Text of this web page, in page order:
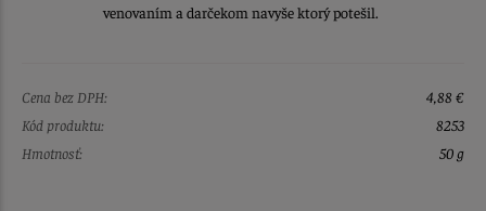
venovaním a darčekom navyše ktorý potešil.
Cena bez DPH:
4,88 €
Kód produktu:
8253
Hmotnosť:
50 g